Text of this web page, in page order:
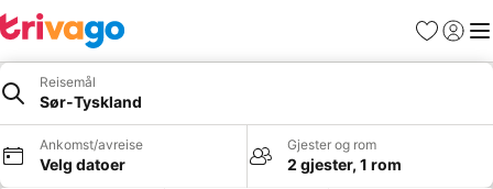
Favoritter
Logg
Reisemål
Sør-Tyskland
Ankomst/avreise
Velg datoer
Gjester og rom
2 gjester, 1 rom